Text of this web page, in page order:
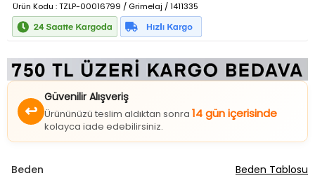
Ürün Kodu : TZLP-00016799 / Grimelaj / 1411335
↩
Güvenilir Alışveriş
Ürününüzü teslim aldıktan sonra 14 gün içerisinde
kolayca iade edebilirsiniz.
Beden Beden Tablosu